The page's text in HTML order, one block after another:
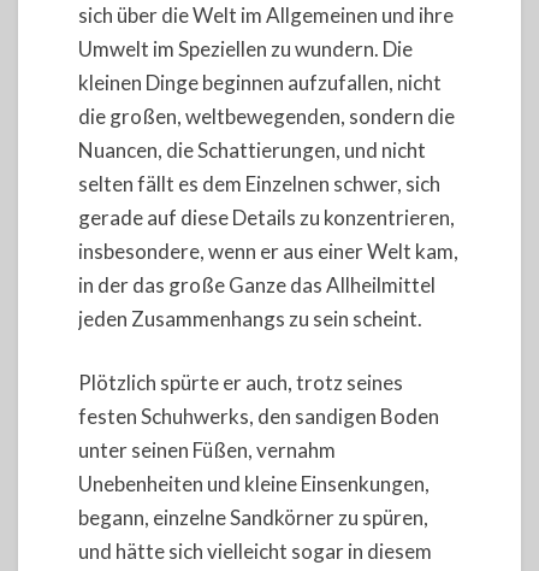
sich über die Welt im Allgemeinen und ihre
Umwelt im Speziellen zu wundern. Die
kleinen Dinge beginnen aufzufallen, nicht
die großen, weltbewegenden, sondern die
Nuancen, die Schattierungen, und nicht
selten fällt es dem Einzelnen schwer, sich
gerade auf diese Details zu konzentrieren,
insbesondere, wenn er aus einer Welt kam,
in der das große Ganze das Allheilmittel
jeden Zusammenhangs zu sein scheint.
Plötzlich spürte er auch, trotz seines
festen Schuhwerks, den sandigen Boden
unter seinen Füßen, vernahm
Unebenheiten und kleine Einsenkungen,
begann, einzelne Sandkörner zu spüren,
und hätte sich vielleicht sogar in diesem